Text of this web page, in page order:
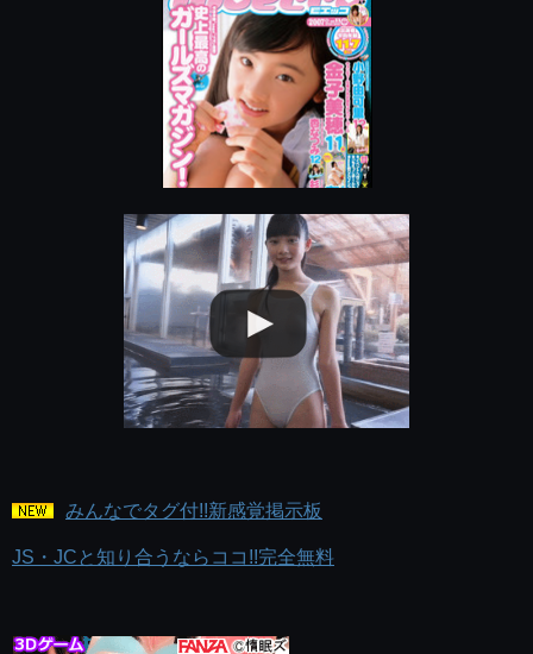
みんなでタグ付!!新感覚掲示板
JS・JCと知り合うならココ!!完全無料